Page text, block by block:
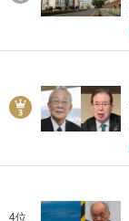
4位